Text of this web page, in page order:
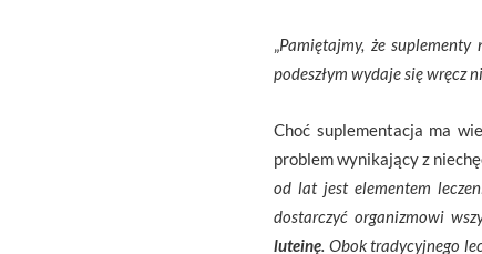
„Pamiętajmy, że
podeszłym wydaje się wręcz
Choć suplementacja ma
problem wynikający z
od lat jest elementem
dostarczyć organizmowi
luteinę. Obok tradycyjnego